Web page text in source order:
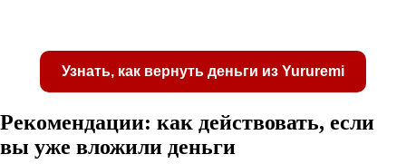
Узнать, как вернуть деньги из Yururemi
Рекомендации: как действовать, если
вы уже вложили деньги